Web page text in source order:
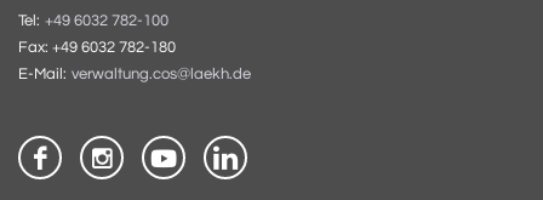
Tel: +49 6032 782-100
Fax: +49 6032 782-180
E-Mail: verwaltung.cos@laekh.de